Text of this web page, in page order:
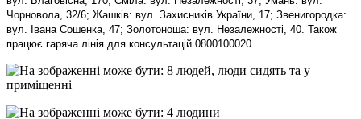
Чорновола, 32/6; Жашків: вул. Захисників України, 17; Звенигородка:
вул. Івана Сошенка, 47; Золотоноша: вул. Незалежності, 40. Також
працює гаряча лінія для консультацій 0800100020.